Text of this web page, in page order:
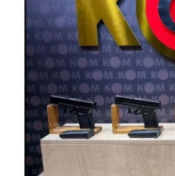
TARİH
Genel
Politika